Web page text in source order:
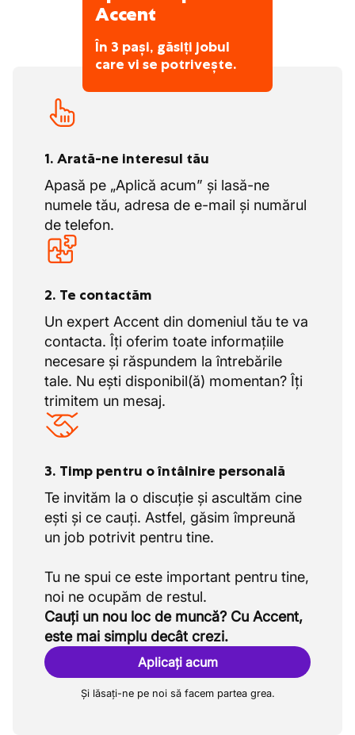
Accent
În 3 pași, găsiți jobul
care vi se potrivește.
1. Arată-ne interesul tău
Apasă pe „Aplică acum” și lasă-ne
numele tău, adresa de e-mail și numărul
de telefon.
2. Te contactăm
Un expert Accent din domeniul tău te va
contacta. Îți oferim toate informațiile
necesare și răspundem la întrebările
tale. Nu ești disponibil(ă) momentan? Îți
trimitem un mesaj.
3. Timp pentru o întâlnire personală
Te invităm la o discuție și ascultăm cine
ești și ce cauți. Astfel, găsim împreună
un job potrivit pentru tine.
Tu ne spui ce este important pentru tine,
Cauți un nou loc de muncă? Cu Accent,
este mai simplu decât crezi.
Aplicați acum
Și lăsați-ne pe noi să facem partea grea.